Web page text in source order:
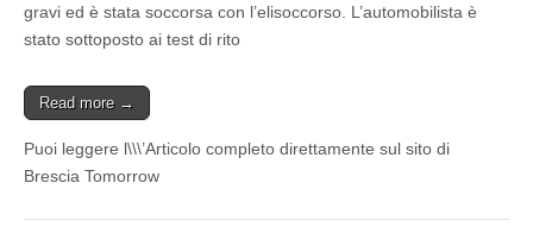
gravi ed è stata soccorsa con l’elisoccorso. L’automobilista è
stato sottoposto ai test di rito
Read more →
Puoi leggere l\\\’Articolo completo direttamente sul sito di
Brescia Tomorrow